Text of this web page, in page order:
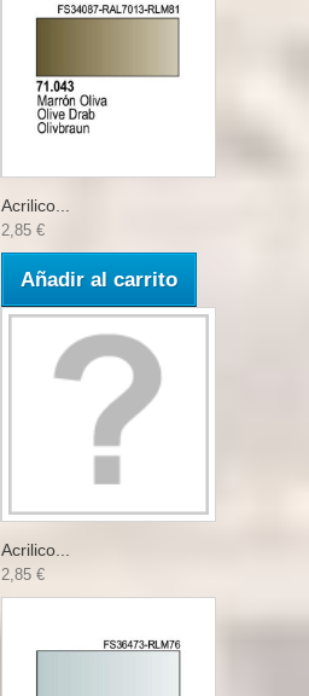
Acrilico...
2,85 €
Añadir al carrito
Acrilico...
2,85 €